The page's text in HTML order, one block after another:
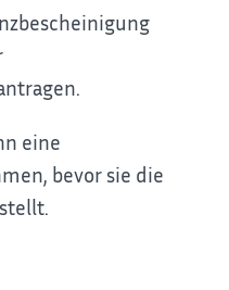
eine
bevor sie die